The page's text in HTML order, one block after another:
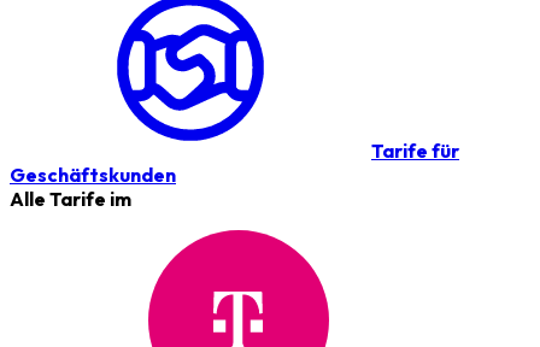
Tarife für
Geschäftskunden
Alle Tarife im